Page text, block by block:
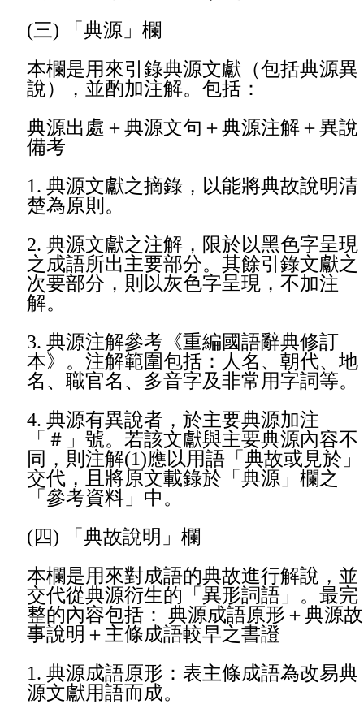
(三) 「典源」欄
本欄是用來引錄典源文獻（包括典源異
說），並酌加注解。包括：
典源出處＋典源文句＋典源注解＋異說
備考
1. 典源文獻之摘錄，以能將典故說明清
楚為原則。
2. 典源文獻之注解，限於以黑色字呈現
之成語所出主要部分。其餘引錄文獻之
次要部分，則以灰色字呈現，不加注
解。
3. 典源注解參考《重編國語辭典修訂
本》。注解範圍包括：人名、朝代、地
名、職官名、多音字及非常用字詞等。
4. 典源有異說者，於主要典源加注
「＃」號。若該文獻與主要典源內容不
同，則注解(1)應以用語「典故或見於」
交代，且將原文載錄於「典源」欄之
「參考資料」中。
(四) 「典故說明」欄
本欄是用來對成語的典故進行解說，並
交代從典源衍生的「異形詞語」。最完
整的內容包括： 典源成語原形＋典源故
事說明＋主條成語較早之書證
1. 典源成語原形：表主條成語為改易典
源文獻用語而成。